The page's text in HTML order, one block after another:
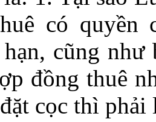
có quyền
cũng như
đồng thuê
cọc thì phải